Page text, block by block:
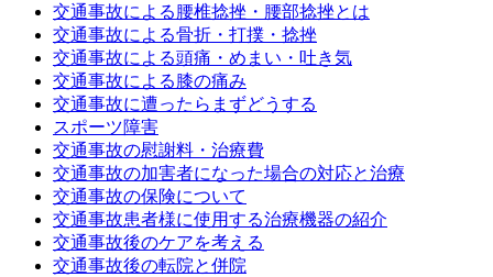
交通事故による腰椎捻挫・腰部捻挫とは
交通事故による骨折・打撲・捻挫
交通事故による頭痛・めまい・吐き気
交通事故による膝の痛み
交通事故に遭ったらまずどうする
スポーツ障害
交通事故の慰謝料・治療費
交通事故の加害者になった場合の対応と治療
交通事故の保険について
交通事故患者様に使用する治療機器の紹介
交通事故後のケアを考える
交通事故後の転院と併院